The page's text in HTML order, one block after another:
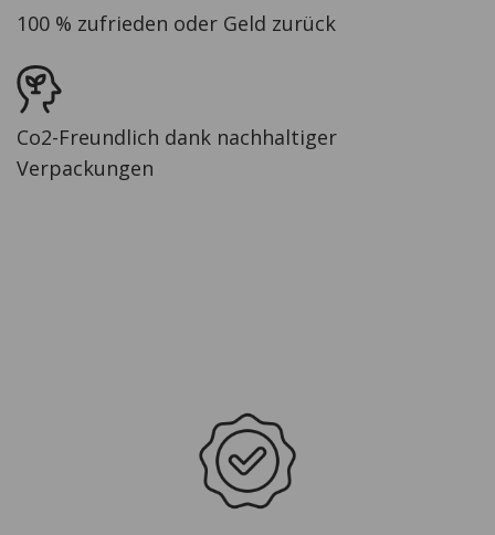
100 % zufrieden oder Geld zurück
Co2-Freundlich dank nachhaltiger
Verpackungen